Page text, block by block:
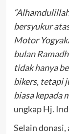
bersyukur
Motor
bulan
tidak hanya
bikers, tetapi
biasa kepada
ungkap Hj.
Selain donasi,